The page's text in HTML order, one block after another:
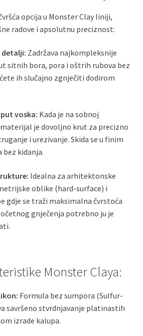
opcija u Monster Clay liniji,
radove i apsolutnu preciznost:
detalji: Zadržava najkompleksnije
sitnih bora, pora i oštrih rubova bez
ih slučajno zgnječiti dodirom
voska: Kada je na sobnoj
je dovoljno krut za precizno
i urezivanje. Skida se u finim
kidanja.
Idealna za arhitektonske
oblike (hard-surface) i
gdje se traži maksimalna čvrstoća
gnječenja potrebno ju je
Monster Claya:
Formula bez sumpora (Sulfur-
savršeno stvrdnjavanje platinastih
izrade kalupa.